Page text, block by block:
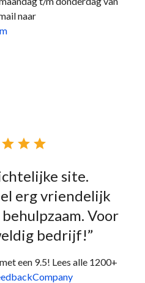
naar
  
site.
erg vriendelijk
Voor
bedrijf!”
een 9.5! Lees alle 1200+